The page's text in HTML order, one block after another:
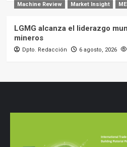
Machine Review Market Insight
LGMG alcanza el liderazgo
mineros
Dpto. Redacción 6 agosto, 2026